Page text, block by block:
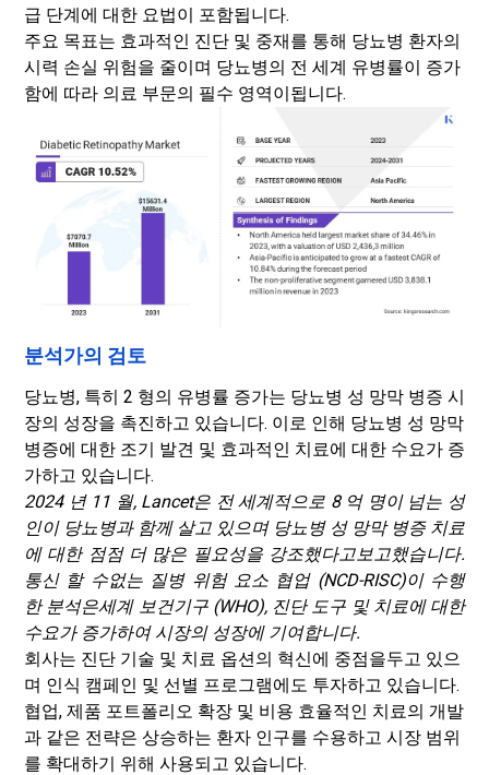
급 단계에 대한 요법이 포함됩니다.
주요 목표는 효과적인 진단 및 중재를 통해 당뇨병 환자의
시력 손실 위험을 줄이며 당뇨병의 전 세계 유병률이 증가
함에 따라 의료 부문의 필수 영역이됩니다.
분석가의 검토
당뇨병, 특히 2 형의 유병률 증가는 당뇨병 성 망막 병증 시
장의 성장을 촉진하고 있습니다. 이로 인해 당뇨병 성 망막
병증에 대한 조기 발견 및 효과적인 치료에 대한 수요가 증
가하고 있습니다.
2024 년 11 월, Lancet은 전 세계적으로 8 억 명이 넘는 성
인이 당뇨병과 함께 살고 있으며 당뇨병 성 망막 병증 치료
에 대한 점점 더 많은 필요성을 강조했다고보고했습니다.
통신 할 수없는 질병 위험 요소 협업 (NCD-RISC)이 수행
한 분석은세계 보건기구 (WHO), 진단 도구 및 치료에 대한
수요가 증가하여 시장의 성장에 기여합니다.
회사는 진단 기술 및 치료 옵션의 혁신에 중점을두고 있으
며 인식 캠페인 및 선별 프로그램에도 투자하고 있습니다.
협업, 제품 포트폴리오 확장 및 비용 효율적인 치료의 개발
과 같은 전략은 상승하는 환자 인구를 수용하고 시장 범위
를 확대하기 위해 사용되고 있습니다.